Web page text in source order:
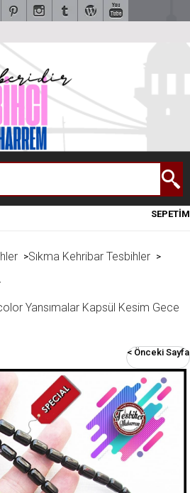
SEPETİM
>Sıkma Kehribar Tesbihler >
Yansımalar Kapsül Kesim Gece
< Önceki Sayfa